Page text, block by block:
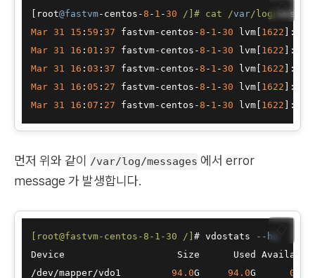
[root@fastvm- centos -8 - 1 -30 /]# cat /var/log/
Mar 31 15 : 59 : 37 fastvm- centos -8 - 1 -30 lvm[ 1622 ]:
Mar 31 16 : 01 : 37 fastvm- centos -8 - 1 -30 lvm[ 1622 ]:
Mar 31 16 : 03 : 37 fastvm- centos -8 - 1 -30 lvm[ 1622 ]:
Mar 31 16 : 05 : 27 fastvm- centos -8 - 1 -30 lvm[ 1622 ]:
Mar 31 16 : 07 : 27 fastvm- centos -8 - 1 -30 lvm[ 1622 ]:
📋
먼저 위와 같이 /var/log/messages 에서 error
message 가 발생합니다.
[root@fastvm-centos-8-1-30 /] # vdostats
--hu
Device                    Size      Used
/dev/mapper/vdo1 94.0G 94.0G 0.0